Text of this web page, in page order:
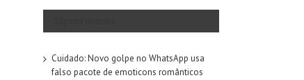
Cuidado: Novo golpe no WhatsApp usa
falso pacote de emoticons românticos